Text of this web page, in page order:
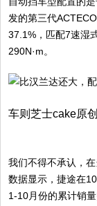
发的第三代
37.1%，匹配7速湿
290N·m。
车则芝士cake原
我们不得不承认，
数据显示，捷途在
1-10月份的累计销